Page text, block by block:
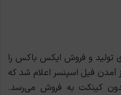
تولید و فروش ایکس‌ باکس را
2 ماه پس از آمدن فیل اسپنسر اعلام شد که
کینکت به فروش می‌رسد.